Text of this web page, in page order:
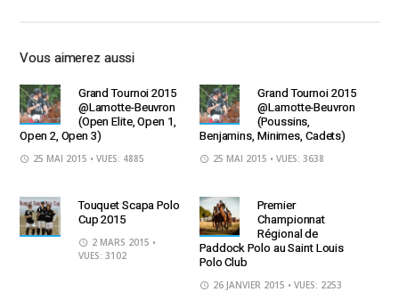
Vous aimerez aussi
Grand Tournoi 2015
@Lamotte-Beuvron
(Open Elite, Open 1,
Open 2, Open 3)
25 MAI 2015 • VUES: 4885
Grand Tournoi 2015
@Lamotte-Beuvron
(Poussins,
Benjamins, Minimes, Cadets)
25 MAI 2015 • VUES: 3638
Touquet Scapa Polo
Cup 2015
2 MARS 2015 •
VUES: 3102
Premier
Championnat
Régional de
Paddock Polo au Saint Louis
Polo Club
26 JANVIER 2015 • VUES: 2253